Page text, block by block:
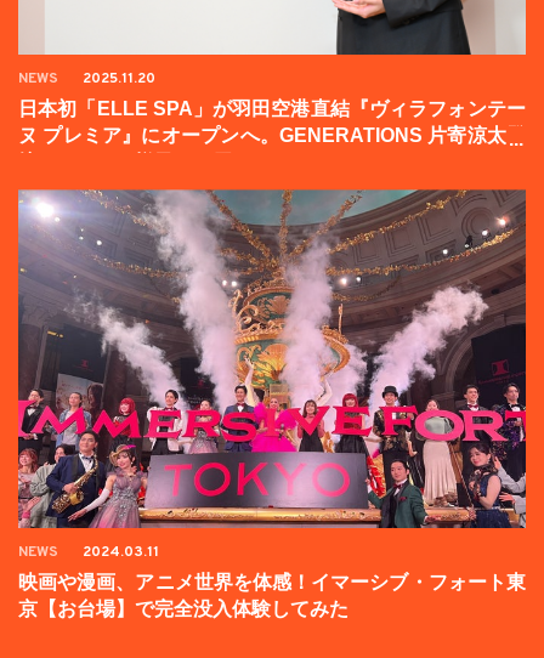
NEWS 2025.11.20
日本初「ELLE SPA」が羽田空港直結『ヴィラフォンテー
ヌ プレミア』にオープンへ。GENERATIONS 片寄涼太登
NEWS 2024.03.11
映画や漫画、アニメ世界を体感！イマーシブ・フォート東
京【お台場】で完全没入体験してみた